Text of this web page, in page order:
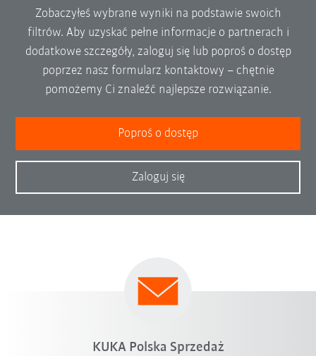
Zobaczyłeś wybrane wyniki na podstawie swoich
filtrów. Aby uzyskać pełne informacje o partnerach i
dodatkowe szczegóły, zaloguj się lub poproś o dostęp
poprzez nasz formularz kontaktowy – chętnie
pomożemy Ci znaleźć najlepsze rozwiązanie.
Poproś o dostęp
Zaloguj się
KUKA Polska Sprzedaż